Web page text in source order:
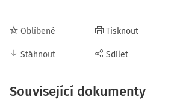
Oblíbené
Stáhnout
Tisknout
Sdílet
Související dokumenty